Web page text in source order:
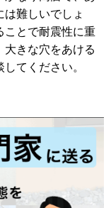
難しいでしょ
ことで耐震性に重
大きな穴をあける
てください。